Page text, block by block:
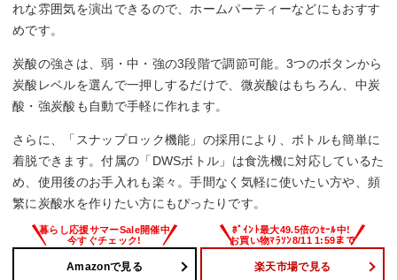
れな雰囲気を演出できるので、ホームパーティーなどにもおすす
めです。
炭酸の強さは、弱・中・強の3段階で調節可能。3つのボタンから
炭酸レベルを選んで一押しするだけで、微炭酸はもちろん、中炭
酸・強炭酸も自動で手軽に作れます。
さらに、「スナップロック機能」の採用により、ボトルも簡単に
着脱できます。付属の「DWSボトル」は食洗機に対応しているた
め、使用後のお手入れも楽々。手間なく気軽に使いたい方や、頻
繁に炭酸水を作りたい方にもぴったりです。
Amazonで見る 楽天市場で見る